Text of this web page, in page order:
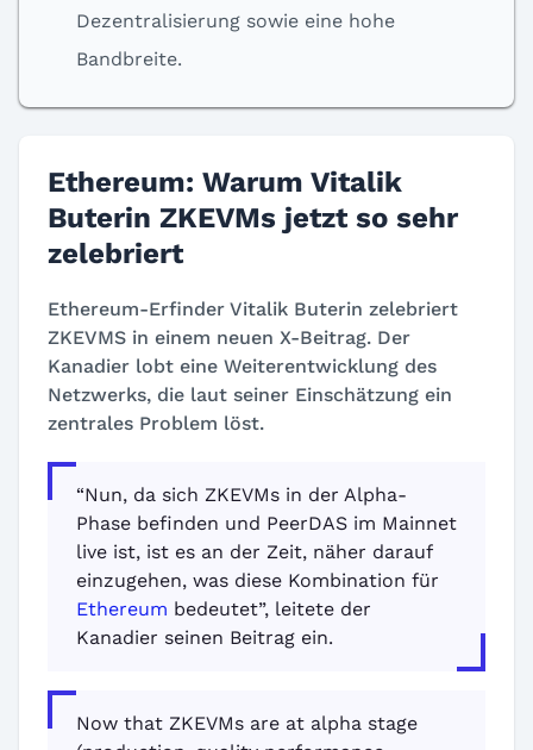
Dezentralisierung sowie eine hohe
Bandbreite.
Ethereum: Warum Vitalik
Buterin ZKEVMs jetzt so sehr
zelebriert
Ethereum-Erfinder Vitalik Buterin zelebriert
ZKEVMS in einem neuen X-Beitrag. Der
Kanadier lobt eine Weiterentwicklung des
Netzwerks, die laut seiner Einschätzung ein
zentrales Problem löst.
“Nun, da sich ZKEVMs in der Alpha-
Phase befinden und PeerDAS im Mainnet
live ist, ist es an der Zeit, näher darauf
einzugehen, was diese Kombination für
Ethereum bedeutet”, leitete der
Kanadier seinen Beitrag ein.
Now that ZKEVMs are at alpha stage